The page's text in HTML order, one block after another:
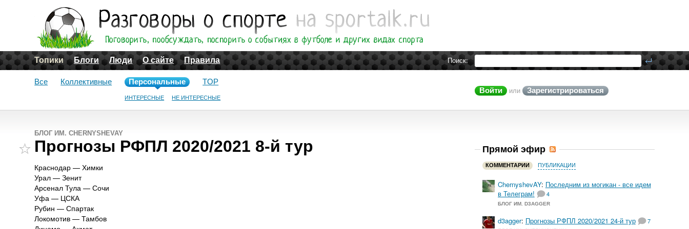
Поиск:
Топики Блоги Люди О сайте Правила
Войти или Зарегистрироваться
Все Коллективные Персональные
ИНТЕРЕСНЫЕ НЕ ИНТЕРЕСНЫЕ
TOP
БЛОГ ИМ. CHERNYSHEVAY
Прогнозы РФПЛ 2020/2021 8-й тур
Краснодар — Химки
Урал — Зенит
Арсенал Тула — Сочи
Уфа — ЦСКА
Рубин — Спартак
Локомотив — Тамбов
Прямой эфир
КОММЕНТАРИИ ПУБЛИКАЦИИ
ChernyshevAY: Последним из могикан - все идем
в Телеграм!
4
БЛОГ ИМ. D3AGGER
d3agger: Прогнозы РФПЛ 2020/2021 24-й тур 7